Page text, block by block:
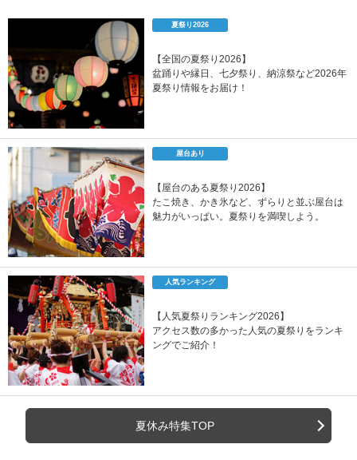
夏祭り2026
【全国の夏祭り2026】
盆踊りや縁日、七夕祭り、納涼祭など2026年
夏祭り情報をお届け！
屋台あり
【屋台のある夏祭り2026】
たこ焼き、かき氷など、ずらりと並ぶ屋台は
魅力がいっぱい。夏祭りを満喫しよう。
人気ランキング
【人気夏祭りランキング2026】
アクセス数の多かった人気の夏祭りをランキ
ングでご紹介！
夏休み特集TOP